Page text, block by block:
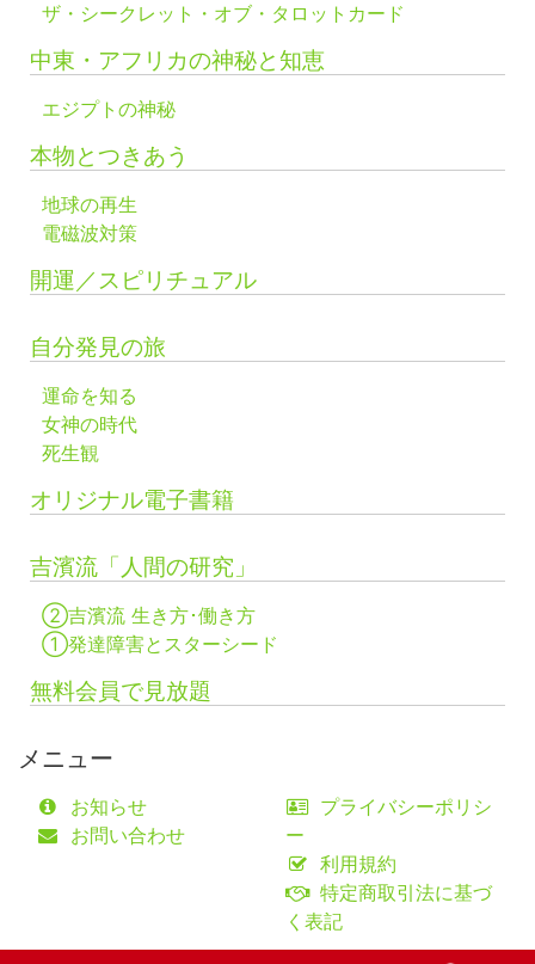
ザ・シークレット・オブ・タロットカード
中東・アフリカの神秘と知恵
エジプトの神秘
本物とつきあう
地球の再生
電磁波対策
開運／スピリチュアル
自分発見の旅
運命を知る
女神の時代
死生観
オリジナル電子書籍
吉濱流「人間の研究」
②吉濱流 生き方･働き方
①発達障害とスターシード
無料会員で見放題
メニュー
お知らせ
お問い合わせ
プライバシーポリシ
ー
利用規約
特定商取引法に基づ
く表記